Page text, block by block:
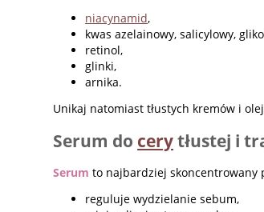
niacynamid,
kwas azelainowy, salicylowy,
retinol,
glinki,
arnika.
Unikaj natomiast tłustych kremów i
Serum do cerytłustej i
Serum to najbardziej skoncentrowany
reguluje wydzielanie sebum,